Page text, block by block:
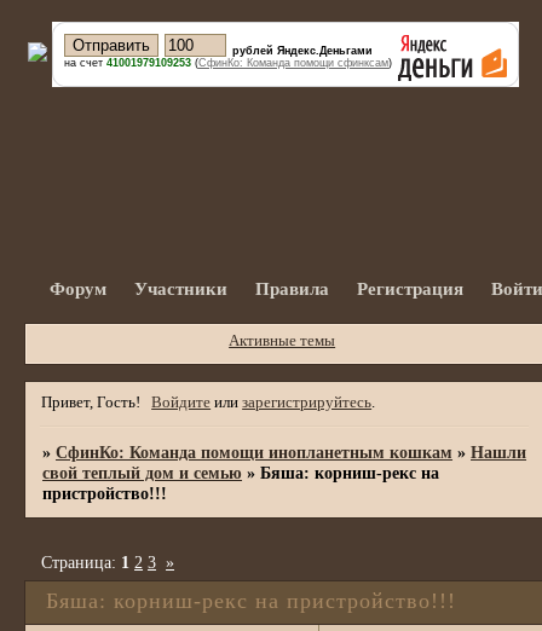
рублей Яндекс.Деньгами
на счет 41001979109253 (СфинКо: Команда помощи сфинксам)
Форум Участники Правила Регистрация
Активные темы
Привет, Гость! Войдите илизарегистрируйтесь.
»СфинКо: Команда помощи инопланетным кошкам »Нашли
свой теплый дом и семью »Бяша: корниш-рекс на
пристройство!!!
Бяша: корниш-рекс на пристройство!!!
Страница: 1 2 3 »